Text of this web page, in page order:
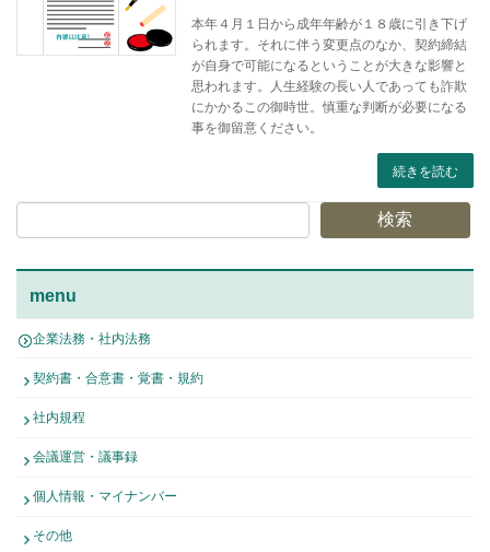
本年４月１日から成年年齢が１８歳に引き下げ
られます。それに伴う変更点のなか、契約締結
が自身で可能になるということが大きな影響と
思われます。人生経験の長い人であっても詐欺
にかかるこの御時世。慎重な判断が必要になる
事を御留意ください。
続きを読む
検索
menu
企業法務・社内法務
契約書・合意書・覚書・規約
社内規程
会議運営・議事録
個人情報・マイナンバー
その他